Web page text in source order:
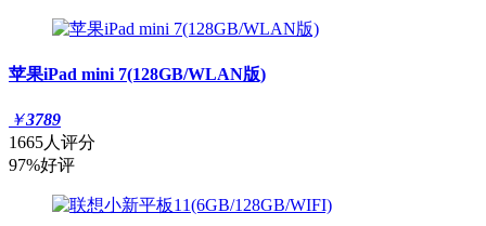
苹果iPad mini 7(128GB/WLAN版)
￥3789
1665人评分
97%好评